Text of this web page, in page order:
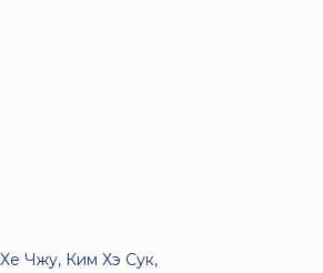
Чжу, Ким Хэ Сук,